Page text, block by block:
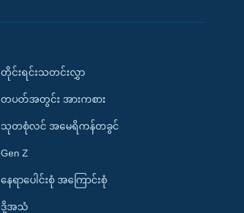
တိုင်းရင်းသတင်းလွှာ
တပတ်အတွင်း အားကစား
သုတစုံလင် အမေရိကန်တခွင်
Gen Z
နေရာပေါင်းစုံ အကြောင်းစုံ
ဒို့အသံ